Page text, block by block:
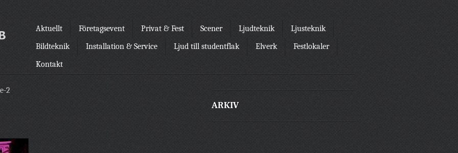
Aktuellt Företagsevent Privat & Fest Scener Ljudteknik
Ljusteknik
Bildteknik
Installation & Service Ljud till studentflak Elverk
Festlokaler
Kontakt
2
ARKIV